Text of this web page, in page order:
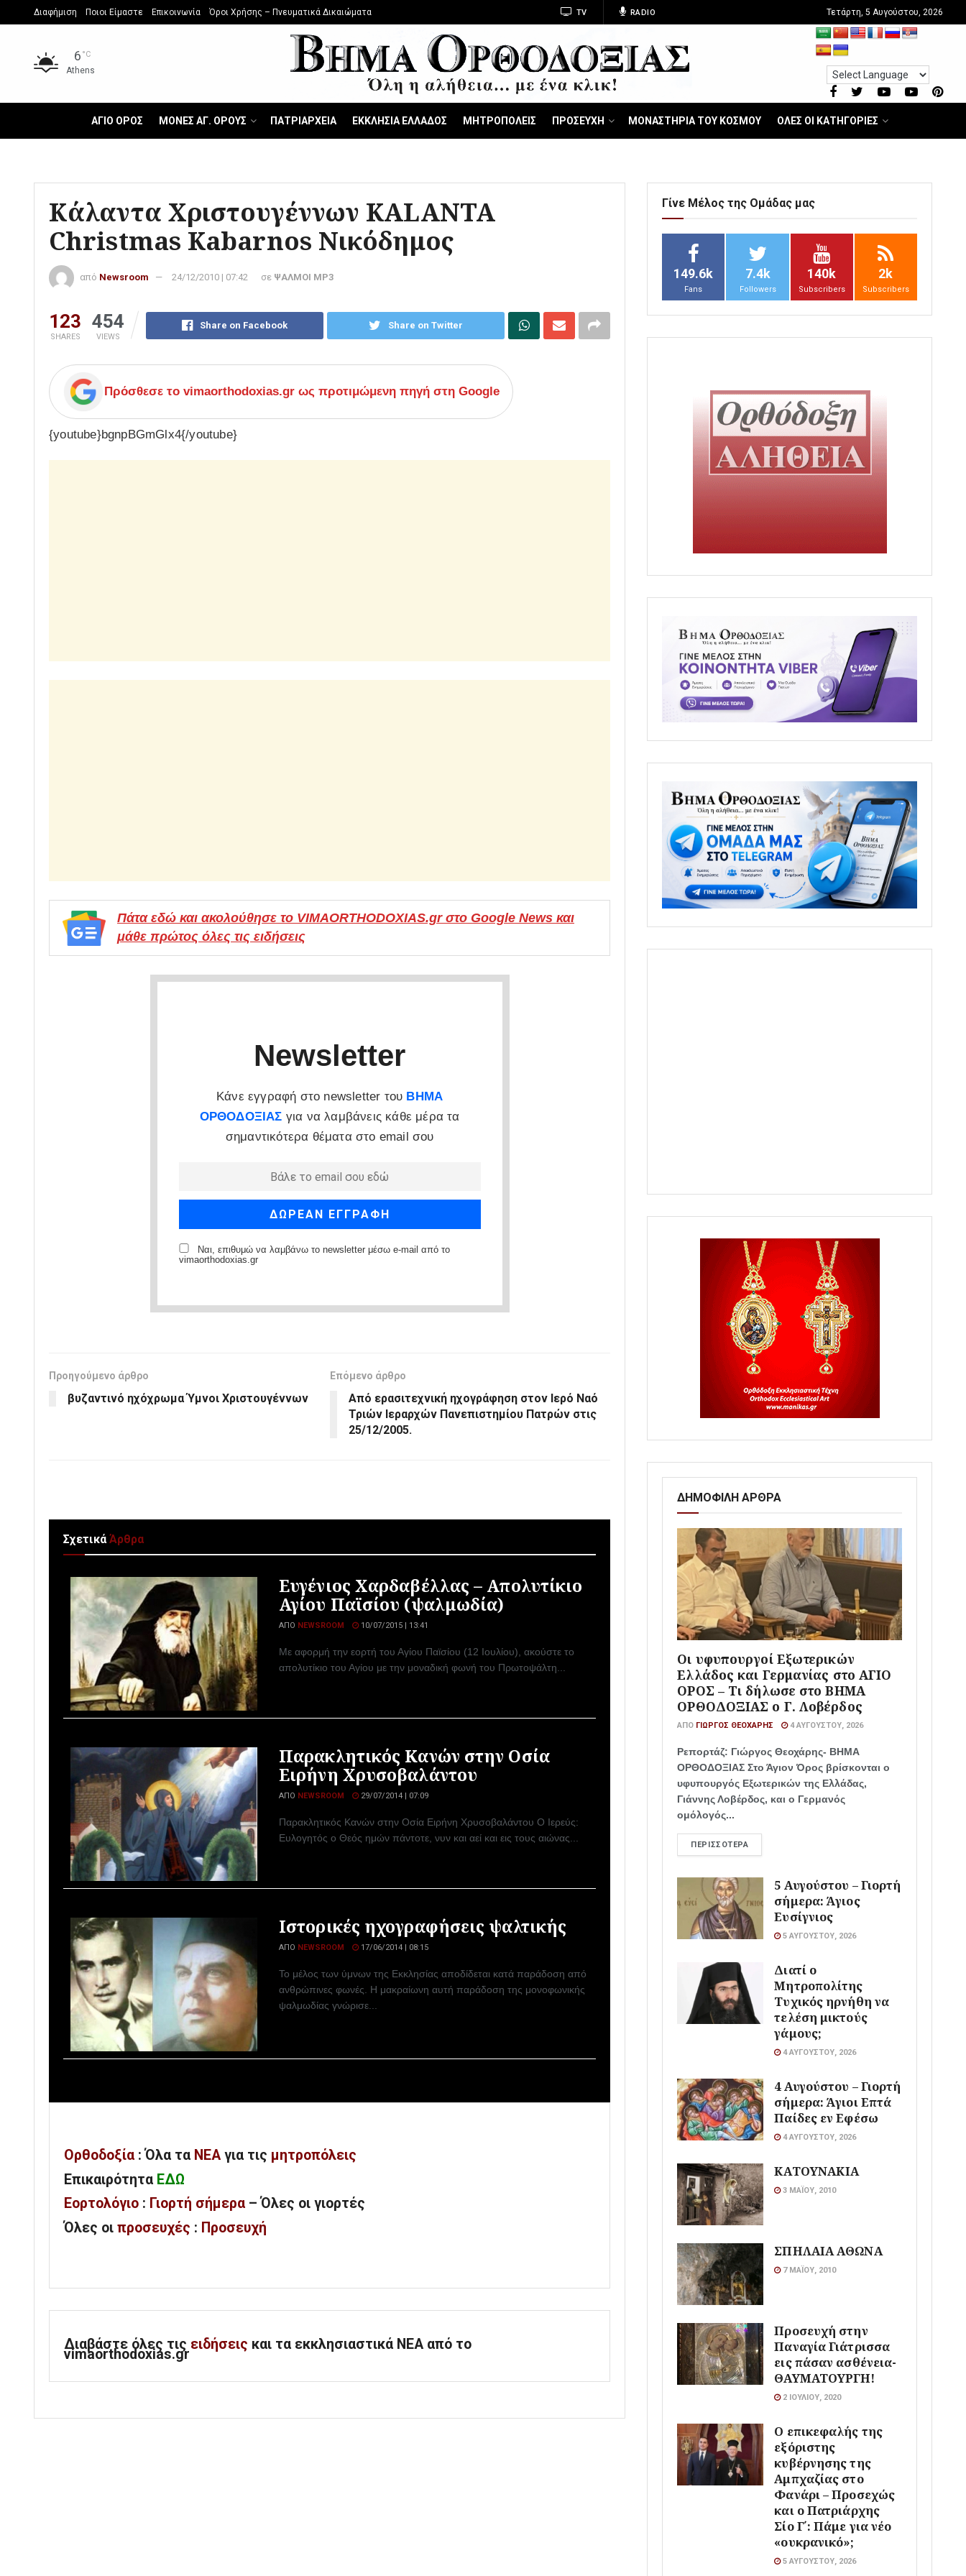
Διαφήμιση Ποιοι Είμαστε Επικοινωνία Όροι Χρήσης – Πνευματικά Δικαιώματα TV RADIO Τετάρτη, 5 Αυγούστου, 2026
6 °C
Athens
ΑΓΙΟ ΟΡΟΣ ΜΟΝΕΣ ΑΓ. ΟΡΟΥΣ ΠΑΤΡΙΑΡΧΕΙΑ ΕΚΚΛΗΣΙΑ ΕΛΛΑΔΟΣ ΜΗΤΡΟΠΟΛΕΙΣ ΠΡΟΣΕΥΧΗ ΜΟΝΑΣΤΗΡΙΑ ΤΟΥ ΚΟΣΜΟΥ ΟΛΕΣ ΟΙ ΚΑΤΗΓΟΡΙΕΣ
Κάλαντα Χριστουγέννων KALANTA
Christmas Kabarnos Νικόδημος
από Newsroom 24/12/2010 | 07:42 σε ΨΑΛΜΟΙ MP3
123
SHARES
454
VIEWS
Share on Facebook Share on Twitter
Πρόσθεσε το vimaorthodoxias.gr ως προτιμώμενη πηγή στη Google
{youtube}bgnpBGmGlx4{/youtube}
Πάτα εδώ και ακολούθησε το VIMAORTHODOXIAS.gr στο Google News και
μάθε πρώτος όλες τις ειδήσεις
Newsletter
Κάνε εγγραφή στο newsletter του ΒΗΜΑ
ΟΡΘΟΔΟΞΙΑΣ για να λαμβάνεις κάθε μέρα τα
σημαντικότερα θέματα στο email σου
Ναι, επιθυμώ να λαμβάνω το newsletter μέσω e-mail από το
vimaorthodoxias.gr
Προηγούμενο άρθρο
βυζαντινό ηχόχρωμα Ύμνοι Χριστουγέννων
Επόμενο άρθρο
Από ερασιτεχνική ηχογράφηση στον Ιερό Ναό
Τριών Ιεραρχών Πανεπιστημίου Πατρών στις
25/12/2005.
ΣχετικάΆρθρα
Ευγένιος Χαρδαβέλλας – Απολυτίκιο
Αγίου Παϊσίου (ψαλμωδία)
ΑΠΌ NEWSROOM 10/07/2015 | 13:41
Με αφορμή την εορτή του Αγίου Παϊσίου (12 Ιουλίου), ακούστε το
απολυτίκιο του Αγίου με την μοναδική φωνή του Πρωτοψάλτη...
Παρακλητικός Κανών στην Οσία
Ειρήνη Χρυσοβαλάντου
ΑΠΌ NEWSROOM 29/07/2014 | 07:09
Παρακλητικός Κανών στην Οσία Ειρήνη Χρυσοβαλάντου Ο Ιερεύς:
Ευλογητός ο Θεός ημών πάντοτε, νυν και αεί και εις τους αιώνας...
Ιστορικές ηχογραφήσεις ψαλτικής
ΑΠΌ NEWSROOM 17/06/2014 | 08:15
Το μέλος των ύμνων της Εκκλησίας αποδίδεται κατά παράδοση από
ανθρώπινες φωνές. Η μακραίωνη αυτή παράδοση της μονοφωνικής
ψαλμωδίας γνώρισε...
Ορθοδοξία : Όλα τα ΝΕΑ για τις μητροπόλεις
Επικαιρότητα ΕΔΩ
Εορτολόγιο : Γιορτή σήμερα – Όλες οι γιορτές
Όλες οι προσευχές : Προσευχή
Διαβάστε όλες τις ειδήσεις και τα εκκλησιαστικά ΝΕΑ από το
vimaorthodoxias.gr
Γίνε Μέλος της Ομάδας μας
149.6k
Fans
7.4k
Followers
140k
Subscribers
2k
Subscribers
ΔΗΜΟΦΙΛΗ ΑΡΘΡΑ
Οι υφυπουργοί Εξωτερικών
Ελλάδος και Γερμανίας στο ΑΓΙΟ
ΟΡΟΣ – Τι δήλωσε στο ΒΗΜΑ
ΟΡΘΟΔΟΞΙΑΣ ο Γ. Λοβέρδος
ΑΠΌ ΓΙΏΡΓΟΣ ΘΕΟΧΆΡΗΣ 4 ΑΥΓΟΎΣΤΟΥ, 2026
Ρεπορτάζ: Γιώργος Θεοχάρης- ΒΗΜΑ
ΟΡΘΟΔΟΞΙΑΣ Στο Άγιον Όρος βρίσκονται ο
υφυπουργός Εξωτερικών της Ελλάδας,
Γιάννης Λοβέρδος, και ο Γερμανός
ομόλογός...
ΠΕΡΙΣΣΌΤΕΡΑ
5 Αυγούστου – Γιορτή
σήμερα: Άγιος
Ευσίγνιος
5 ΑΥΓΟΎΣΤΟΥ, 2026
Διατί ο
Μητροπολίτης
Τυχικός ηρνήθη να
τελέση μικτούς
γάμους;
4 ΑΥΓΟΎΣΤΟΥ, 2026
4 Αυγούστου – Γιορτή
σήμερα: Άγιοι Επτά
Παίδες εν Εφέσω
4 ΑΥΓΟΎΣΤΟΥ, 2026
ΚΑΤΟΥΝΑΚΙΑ
3 ΜΑΪ́ΟΥ, 2010
ΣΠΗΛΑΙΑ ΑΘΩΝΑ
7 ΜΑΪ́ΟΥ, 2010
Προσευχή στην
Παναγία Γιάτρισσα
εις πάσαν ασθένεια-
ΘΑΥΜΑΤΟΥΡΓΗ!
2 ΙΟΥΛΊΟΥ, 2020
Ο επικεφαλής της
εξόριστης
κυβέρνησης της
Αμπχαζίας στο
Φανάρι – Προσεχώς
και ο Πατριάρχης
Σίο Γ΄: Πάμε για νέο
«ουκρανικό»;
5 ΑΥΓΟΎΣΤΟΥ, 2026